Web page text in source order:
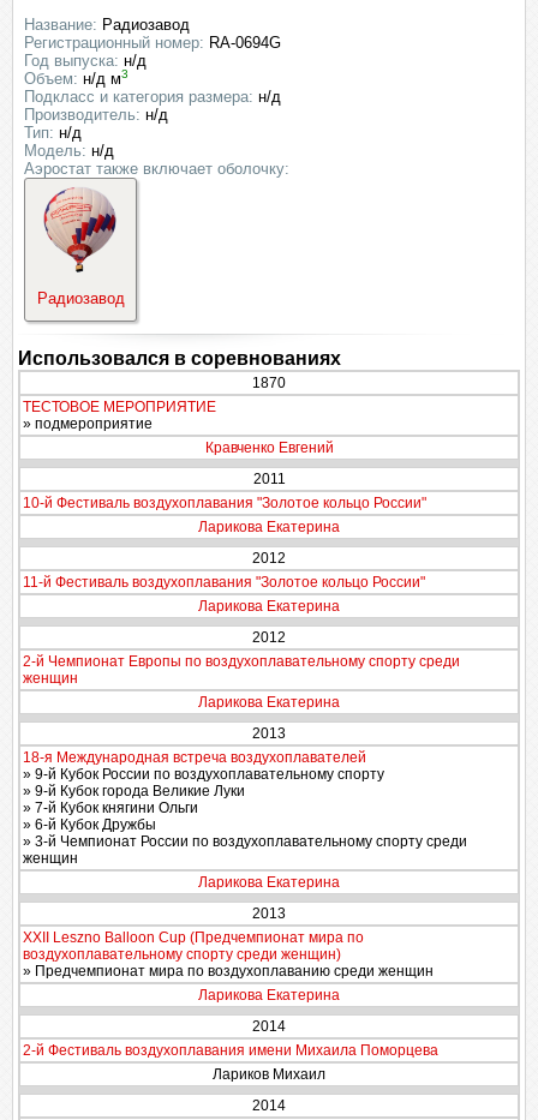
Название: Радиозавод
Регистрационный номер: RA-0694G
Год выпуска: н/д
Объем: н/д м3
Подкласс и категория размера: н/д
Производитель: н/д
Тип: н/д
Модель: н/д
Аэростат также включает оболочку:
Радиозавод
Использовался в соревнованиях
1870
ТЕСТОВОЕ МЕРОПРИЯТИЕ
» подмероприятие
Кравченко Евгений
2011
10-й Фестиваль воздухоплавания "Золотое кольцо России"
Ларикова Екатерина
2012
11-й Фестиваль воздухоплавания "Золотое кольцо России"
Ларикова Екатерина
2012
2-й Чемпионат Европы по воздухоплавательному спорту среди
женщин
Ларикова Екатерина
2013
18-я Международная встреча воздухоплавателей
» 9-й Кубок России по воздухоплавательному спорту
» 9-й Кубок города Великие Луки
» 7-й Кубок княгини Ольги
» 6-й Кубок Дружбы
» 3-й Чемпионат России по воздухоплавательному спорту среди
женщин
Ларикова Екатерина
2013
XXII Leszno Balloon Cup (Предчемпионат мира по
воздухоплавательному спорту среди женщин)
» Предчемпионат мира по воздухоплаванию среди женщин
Ларикова Екатерина
2014
2-й Фестиваль воздухоплавания имени Михаила Поморцева
Лариков Михаил
2014